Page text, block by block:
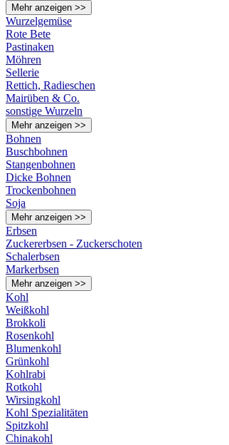
Mehr anzeigen >>
Wurzelgemüse
Rote Bete
Pastinaken
Möhren
Sellerie
Rettich, Radieschen
Mairüben & Co.
sonstige Wurzeln
Mehr anzeigen >>
Bohnen
Buschbohnen
Stangenbohnen
Dicke Bohnen
Trockenbohnen
Soja
Mehr anzeigen >>
Erbsen
Zuckererbsen - Zuckerschoten
Schalerbsen
Markerbsen
Mehr anzeigen >>
Kohl
Weißkohl
Brokkoli
Rosenkohl
Blumenkohl
Grünkohl
Kohlrabi
Rotkohl
Wirsingkohl
Kohl Spezialitäten
Spitzkohl
Chinakohl